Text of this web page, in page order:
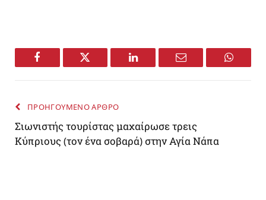
Facebook Twitter LinkedIn Email
ΠΡΟΗΓΟΥΜΕΝΟ ΑΡΘΡΟ
Σιωνιστής τουρίστας μαχαίρωσε τρεις
Κύπριους (τον ένα σοβαρά) στην Αγία Νάπα